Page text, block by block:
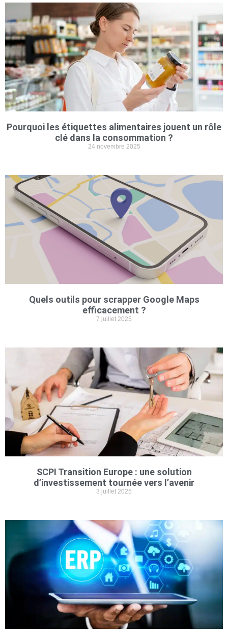
Pourquoi les étiquettes alimentaires jouent un rôle
clé dans la consommation ?
24 novembre 2025
Quels outils pour scrapper Google Maps
efficacement ?
7 juillet 2025
SCPI Transition Europe : une solution
d’investissement tournée vers l’avenir
3 juillet 2025